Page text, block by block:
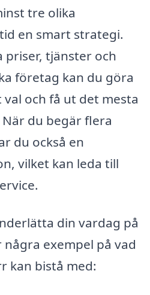
tre olika
en smart strategi.
priser, tjänster och
företag kan du göra
och få ut det mesta
du begär flera
du också en
vilket kan leda till
din vardag på
exempel på vad
kan bistå med: